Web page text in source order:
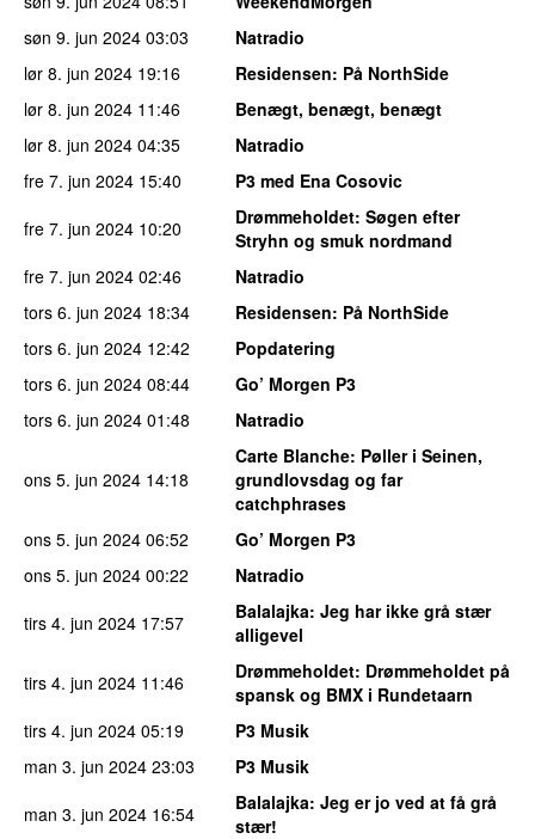
søn 9. jun 2024 03:03
Natradio
lør 8. jun 2024 19:16 Residensen: På NorthSide
lør 8. jun 2024 11:46
Benægt, benægt, benægt
lør 8. jun 2024 04:35
Natradio
fre 7. jun 2024 15:40
P3 med Ena Cosovic
fre 7. jun 2024 10:20 Drømmeholdet: Søgen efter
Stryhn og smuk nordmand
fre 7. jun 2024 02:46
Natradio
tors 6. jun 2024 18:34 Residensen: På NorthSide
tors 6. jun 2024 12:42
Popdatering
tors 6. jun 2024 08:44
Go’ Morgen P3
tors 6. jun 2024 01:48 Natradio
ons 5. jun 2024 14:18
Carte Blanche: Pøller i Seinen,
grundlovsdag og far
catchphrases
ons 5. jun 2024 06:52
Go’ Morgen P3
ons 5. jun 2024 00:22
Natradio
tirs 4. jun 2024 17:57 Balalajka: Jeg har ikke grå stær
alligevel
tirs 4. jun 2024 11:46 Drømmeholdet: Drømmeholdet på
spansk og BMX i Rundetaarn
tirs 4. jun 2024 05:19
P3 Musik
man 3. jun 2024 23:03
P3 Musik
man 3. jun 2024 16:54 Balalajka: Jeg er jo ved at få grå
stær!